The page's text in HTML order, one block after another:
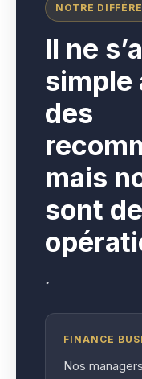
NOTRE
Il ne
simple
des
mais
sont
.
FINANCE
Nos